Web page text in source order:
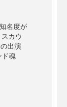
名度が
カウ
出演
ド魂